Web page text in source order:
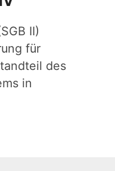
II)
für
des
in